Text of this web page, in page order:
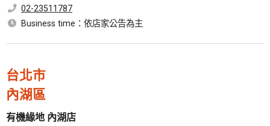
02-23511787
Business time：依店家公告為主
台北市
內湖區
有機緣地 內湖店